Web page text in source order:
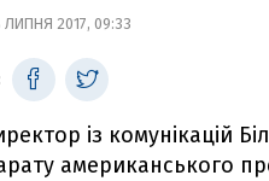
2017, 09:33
із комунікацій
американського